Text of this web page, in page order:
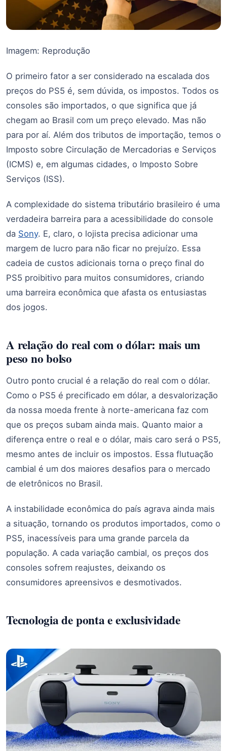
Imagem: Reprodução
O primeiro fator a ser considerado na escalada dos
preços do PS5 é, sem dúvida, os impostos. Todos os
consoles são importados, o que significa que já
chegam ao Brasil com um preço elevado. Mas não
para por aí. Além dos tributos de importação, temos o
Imposto sobre Circulação de Mercadorias e Serviços
(ICMS) e, em algumas cidades, o Imposto Sobre
Serviços (ISS).
A complexidade do sistema tributário brasileiro é uma
verdadeira barreira para a acessibilidade do console
da Sony. E, claro, o lojista precisa adicionar uma
margem de lucro para não ficar no prejuízo. Essa
cadeia de custos adicionais torna o preço final do
PS5 proibitivo para muitos consumidores, criando
uma barreira econômica que afasta os entusiastas
dos jogos.
A relação do real com o dólar: mais um
peso no bolso
Outro ponto crucial é a relação do real com o dólar.
Como o PS5 é precificado em dólar, a desvalorização
da nossa moeda frente à norte-americana faz com
que os preços subam ainda mais. Quanto maior a
diferença entre o real e o dólar, mais caro será o PS5,
mesmo antes de incluir os impostos. Essa flutuação
cambial é um dos maiores desafios para o mercado
de eletrônicos no Brasil.
A instabilidade econômica do país agrava ainda mais
a situação, tornando os produtos importados, como o
PS5, inacessíveis para uma grande parcela da
população. A cada variação cambial, os preços dos
consoles sofrem reajustes, deixando os
consumidores apreensivos e desmotivados.
Tecnologia de ponta e exclusividade